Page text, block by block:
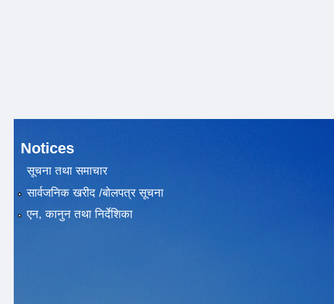
Notices
सूचना तथा समाचार
सार्वजनिक खरीद /बोलपत्र सूचना
एन, कानुन तथा निर्देशिका